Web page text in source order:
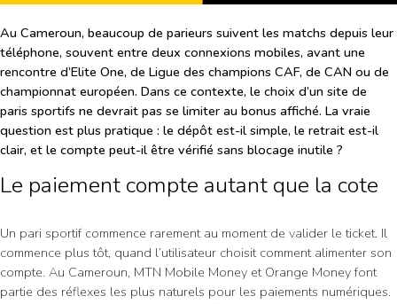
Au Cameroun, beaucoup de parieurs suivent les matchs depuis leur
téléphone, souvent entre deux connexions mobiles, avant une
rencontre d’Elite One, de Ligue des champions CAF, de CAN ou de
championnat européen. Dans ce contexte, le choix d’un site de
paris sportifs ne devrait pas se limiter au bonus affiché. La vraie
question est plus pratique : le dépôt est-il simple, le retrait est-il
clair, et le compte peut-il être vérifié sans blocage inutile ?
Le paiement compte autant que la cote
Un pari sportif commence rarement au moment de valider le ticket. Il
commence plus tôt, quand l’utilisateur choisit comment alimenter son
compte. Au Cameroun, MTN Mobile Money et Orange Money font
partie des réflexes les plus naturels pour les paiements numériques.